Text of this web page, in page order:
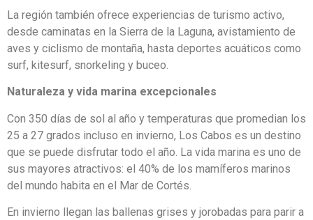
La región también ofrece experiencias de turismo activo,
desde caminatas en la Sierra de la Laguna, avistamiento de
aves y ciclismo de montaña, hasta deportes acuáticos como
surf, kitesurf, snorkeling y buceo.
Naturaleza y vida marina excepcionales
Con 350 días de sol al año y temperaturas que promedian los
25 a 27 grados incluso en invierno, Los Cabos es un destino
que se puede disfrutar todo el año. La vida marina es uno de
sus mayores atractivos: el 40% de los mamíferos marinos
del mundo habita en el Mar de Cortés.
En invierno llegan las ballenas grises y jorobadas para parir a